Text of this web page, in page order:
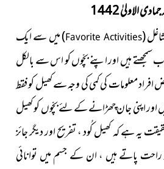
الاولیٰ 1442
(
Favorite Activities
)میںسے ایک
سمجھتے ہیں اور اپنے بچّوں کو اس سے بالکل
افراد معلومات کی کمی کی وجہ سے کھیل کو فقط
اور اپنی جان چھڑانے کے لئے بچّوں کو کھیل
یہ ہے کہ کھیل کُود ، تفریح اور دیگر جائز
پاتے ہیں ، ان کے جسم میںتوانائی